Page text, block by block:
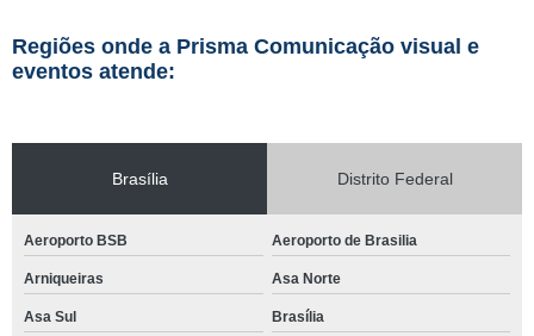
Regiões onde a Prisma Comunicação visual e
eventos atende:
Brasília Distrito Federal
Aeroporto BSB Aeroporto de Brasilia
Arniqueiras Asa Norte
Asa Sul Brasília